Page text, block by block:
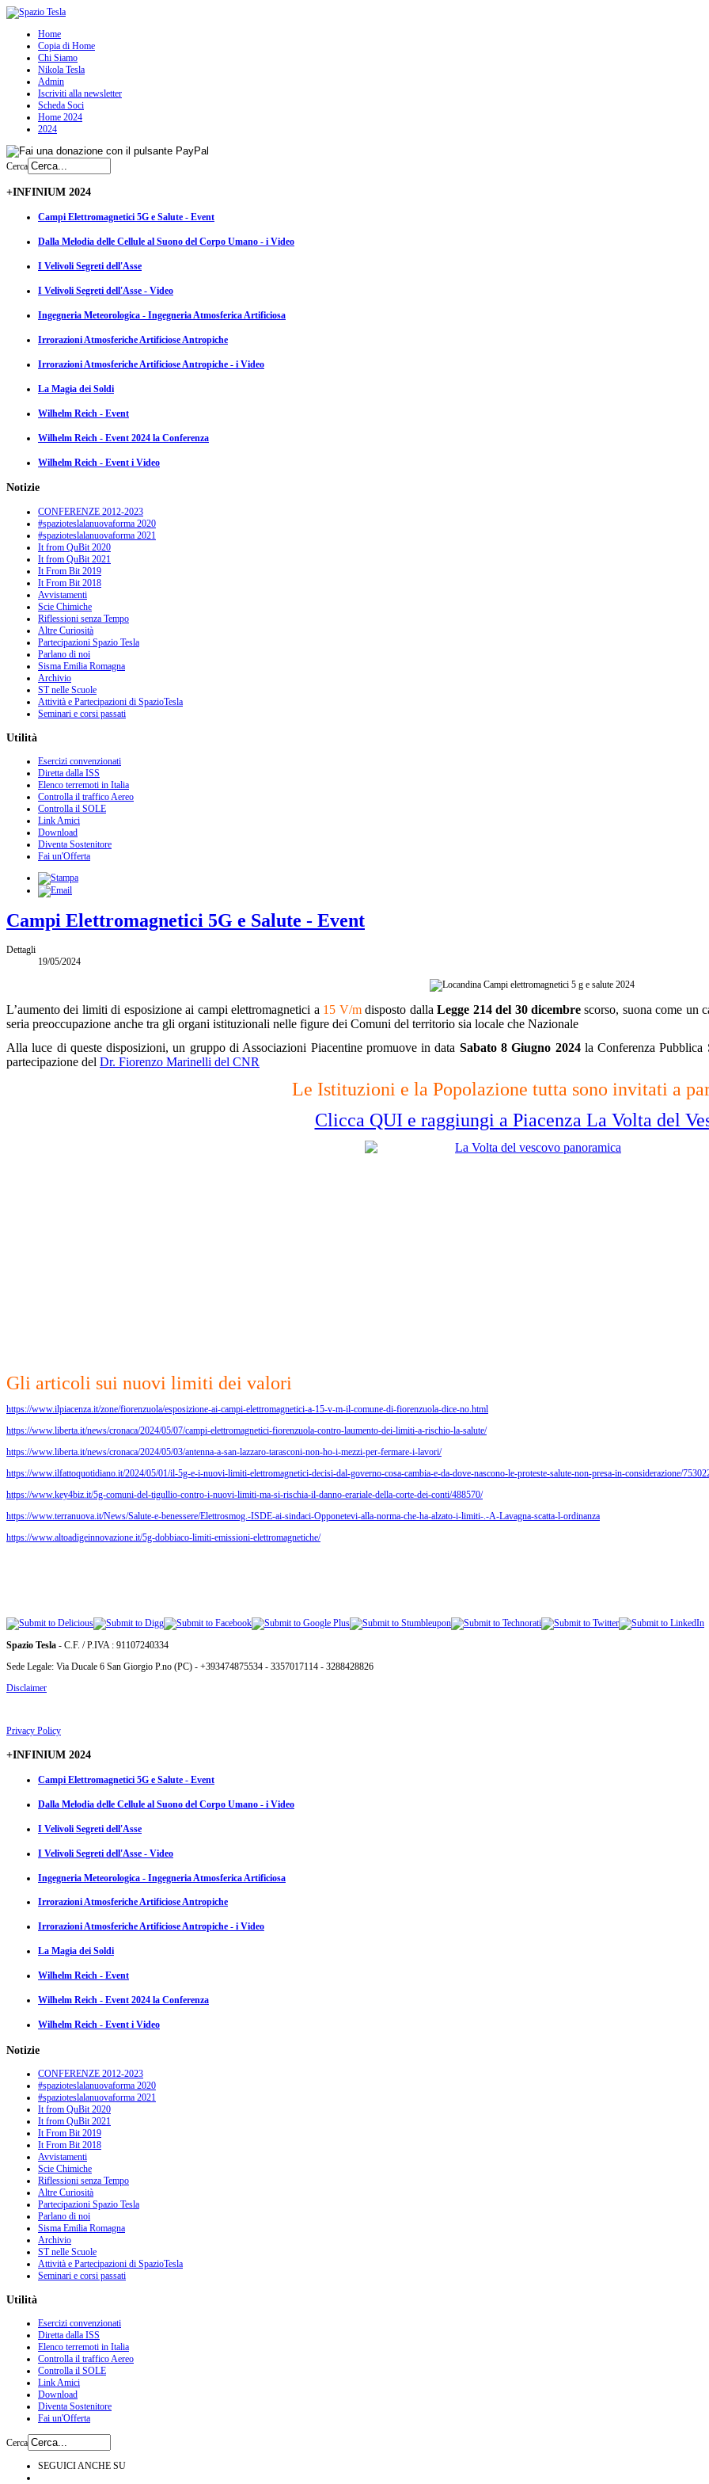
Home
Copia di Home
Chi Siamo
Nikola Tesla
Admin
Iscriviti alla newsletter
Scheda Soci
Home 2024
2024
Cerca
+INFINIUM 2024
Campi Elettromagnetici 5G e Salute - Event
Dalla Melodia delle Cellule al Suono del Corpo Umano - i Video
I Velivoli Segreti dell'Asse
I Velivoli Segreti dell'Asse - Video
Ingegneria Meteorologica - Ingegneria Atmosferica Artificiosa
Irrorazioni Atmosferiche Artificiose Antropiche
Irrorazioni Atmosferiche Artificiose Antropiche - i Video
La Magia dei Soldi
Wilhelm Reich - Event
Wilhelm Reich - Event 2024 la Conferenza
Wilhelm Reich - Event i Video
Notizie
CONFERENZE 2012-2023
#spazioteslalanuovaforma 2020
#spazioteslalanuovaforma 2021
It from QuBit 2020
It from QuBit 2021
It From Bit 2019
It From Bit 2018
Avvistamenti
Scie Chimiche
Riflessioni senza Tempo
Altre Curiosità
Partecipazioni Spazio Tesla
Parlano di noi
Sisma Emilia Romagna
Archivio
ST nelle Scuole
Attività e Partecipazioni di SpazioTesla
Seminari e corsi passati
Utilità
Esercizi convenzionati
Diretta dalla ISS
Elenco terremoti in Italia
Controlla il traffico Aereo
Controlla il SOLE
Link Amici
Download
Diventa Sostenitore
Fai un'Offerta
Campi Elettromagnetici 5G e Salute - Event
Dettagli
19/05/2024
L’aumento dei limiti di esposizione ai campi elettromagnetici a 15 V/mdisposto dallaLegge 214 del 30 dicembrescorso, suona come un
seria preoccupazione anche tra gli organi istituzionali nelle figure dei Comuni del territorio sia locale che Nazionale
Alla luce di queste disposizioni, un gruppo di Associazioni Piacentine promuove in data Sabato 8 Giugno 2024la Conferenza Pubblica
partecipazione del Dr. Fiorenzo Marinelli del CNR
Le Istituzioni e la Popolazione tutta sono invitati a
Clicca QUI e raggiungi a Piacenza La Volta del
Gli articoli sui nuovi limiti dei valori
https://www.ilpiacenza.it/zone/fiorenzuola/esposizione-ai-campi-elettromagnetici-a-15-v-m-il-comune-di-fiorenzuola-dice-no.html
https://www.liberta.it/news/cronaca/2024/05/07/campi-elettromagnetici-fiorenzuola-contro-laumento-dei-limiti-a-rischio-la-salute/
https://www.liberta.it/news/cronaca/2024/05/03/antenna-a-san-lazzaro-tarasconi-non-ho-i-mezzi-per-fermare-i-lavori/
https://www.ilfattoquotidiano.it/2024/05/01/il-5g-e-i-nuovi-limiti-elettromagnetici-decisi-dal-governo-cosa-cambia-e-da-dove-nascono-le-proteste-salute-non-presa-in-considerazione/
https://www.key4biz.it/5g-comuni-del-tigullio-contro-i-nuovi-limiti-ma-si-rischia-il-danno-erariale-della-corte-dei-conti/488570/
https://www.terranuova.it/News/Salute-e-benessere/Elettrosmog.-ISDE-ai-sindaci-Opponetevi-alla-norma-che-ha-alzato-i-limiti-.-A-Lavagna-scatta-l-ordinanza
https://www.altoadigeinnovazione.it/5g-dobbiaco-limiti-emissioni-elettromagnetiche/
Spazio Tesla - C.F. / P.IVA : 91107240334
Sede Legale: Via Ducale 6 San Giorgio P.no (PC) - +393474875534 - 3357017114 - 3288428826
Disclaimer
Privacy Policy
+INFINIUM 2024
Campi Elettromagnetici 5G e Salute - Event
Dalla Melodia delle Cellule al Suono del Corpo Umano - i Video
I Velivoli Segreti dell'Asse
I Velivoli Segreti dell'Asse - Video
Ingegneria Meteorologica - Ingegneria Atmosferica Artificiosa
Irrorazioni Atmosferiche Artificiose Antropiche
Irrorazioni Atmosferiche Artificiose Antropiche - i Video
La Magia dei Soldi
Wilhelm Reich - Event
Wilhelm Reich - Event 2024 la Conferenza
Wilhelm Reich - Event i Video
Notizie
CONFERENZE 2012-2023
#spazioteslalanuovaforma 2020
#spazioteslalanuovaforma 2021
It from QuBit 2020
It from QuBit 2021
It From Bit 2019
It From Bit 2018
Avvistamenti
Scie Chimiche
Riflessioni senza Tempo
Altre Curiosità
Partecipazioni Spazio Tesla
Parlano di noi
Sisma Emilia Romagna
Archivio
ST nelle Scuole
Attività e Partecipazioni di SpazioTesla
Seminari e corsi passati
Utilità
Esercizi convenzionati
Diretta dalla ISS
Elenco terremoti in Italia
Controlla il traffico Aereo
Controlla il SOLE
Link Amici
Download
Diventa Sostenitore
Fai un'Offerta
Cerca
SEGUICI ANCHE SU